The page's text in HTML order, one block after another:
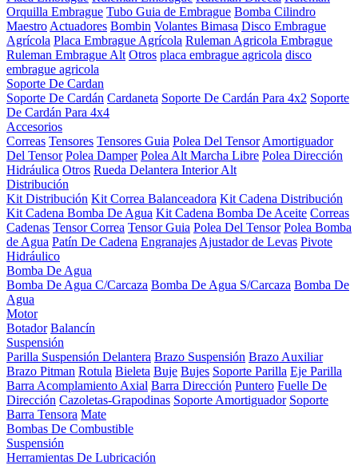
Orquilla Embrague Tubo Guia de Embrague Bomba Cilindro
Maestro Actuadores Bombin Volantes Bimasa Disco Embrague
Agrícola Placa Embrague Agrícola Ruleman Agricola Embrague
Ruleman Embrague Alt Otros placa embrague agricola disco
embrague agricola
Soporte De Cardan
Soporte De Cardán Cardaneta Soporte De Cardán Para 4x2 Soporte
De Cardán Para 4x4
Accesorios
Correas Tensores Tensores Guia Polea Del Tensor Amortiguador
Del Tensor Polea Damper Polea Alt Marcha Libre Polea Dirección
Hidráulica Otros Rueda Delantera Interior Alt
Distribución
Kit Distribución Kit Correa Balanceadora Kit Cadena Distribución
Kit Cadena Bomba De Agua Kit Cadena Bomba De Aceite Correas
Cadenas Tensor Correa Tensor Guia Polea Del Tensor Polea Bomba
de Agua Patín De Cadena Engranajes Ajustador de Levas Pivote
Hidráulico
Bomba De Agua
Bomba De Agua C/Carcaza Bomba De Agua S/Carcaza Bomba De
Agua
Motor
Botador Balancín
Suspensión
Parilla Suspensión Delantera Brazo Suspensión Brazo Auxiliar
Brazo Pitman Rotula Bieleta Buje Bujes Soporte Parilla Eje Parilla
Barra Acomplamiento Axial Barra Dirección Puntero Fuelle De
Dirección Cazoletas-Grapodinas Soporte Amortiguador Soporte
Barra Tensora Mate
Bombas De Combustible
Suspensión
Herramientas De Lubricación